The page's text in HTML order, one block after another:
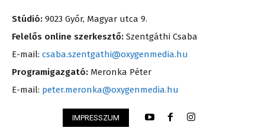
Stúdió: 9023 Győr, Magyar utca 9.
Felelős online szerkesztő: Szentgáthi Csaba
E-mail: csaba.szentgathi@oxygenmedia.hu
Programigazgató: Meronka Péter
E-mail: peter.meronka@oxygenmedia.hu
IMPRESSZUM